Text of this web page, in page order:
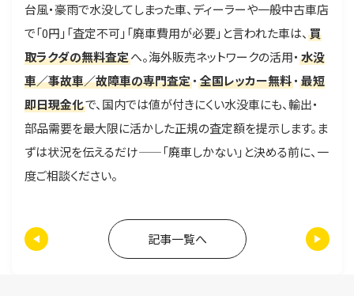
台風・豪雨で水没してしまった車、ディーラーや一般中古車店
で「0円」「査定不可」「廃車費用が必要」と言われた車は、 買
取ラクダの無料査定へ。海外販売ネットワークの活用・ 水没
車／事故車／故障車の専門査定・ 全国レッカー無料・ 最短
即日現金化で、国内では値が付きにくい水没車にも、輸出・
部品需要を最大限に活かした正規の査定額を提示します。ま
ずは状況を伝えるだけ——「廃車しかない」と決める前に、一
度ご相談ください。
記事一覧へ